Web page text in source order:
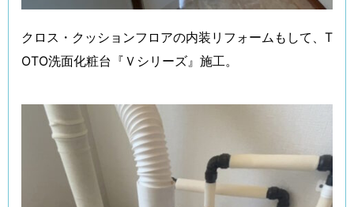
クロス・クッションフロアの内装リフォームもして、T
OTO洗面化粧台『Ｖシリーズ』施工。